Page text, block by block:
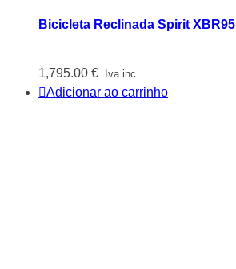
Bicicleta Reclinada Spirit XBR95
1,795.00 € Iva inc.
Adicionar ao carrinho